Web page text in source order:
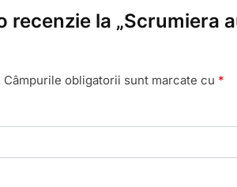
recenzie la „Scrumiera
Câmpurile obligatorii sunt marcate cu *